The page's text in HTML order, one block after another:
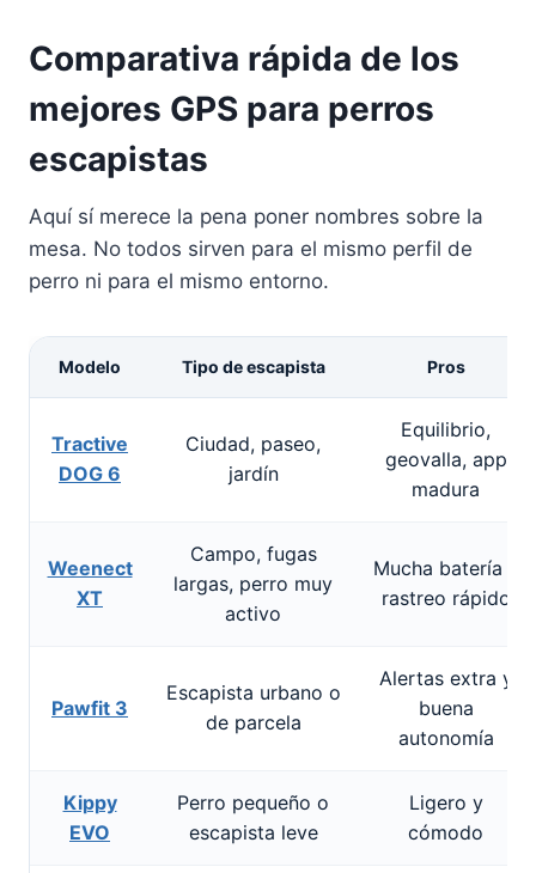
Comparativa rápida de los
mejores GPS para perros
escapistas
Aquí sí merece la pena poner nombres sobre la
mesa. No todos sirven para el mismo perfil de
perro ni para el mismo entorno.
Modelo Tipo de escapista Pros
Tractive
DOG 6
Ciudad, paseo,
jardín
Equilibrio,
geovalla, app
madura
Weenect
XT
Campo, fugas
largas, perro muy
activo
Mucha batería y
rastreo rápido
Pawfit 3
Escapista urbano o
de parcela
Alertas extra y
buena
autonomía
Kippy
EVO
Perro pequeño o
escapista leve
Ligero y
cómodo